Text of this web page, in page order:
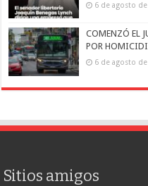
6 de agosto
COMENZÓ EL
POR
6 de agosto
Sitios amigos